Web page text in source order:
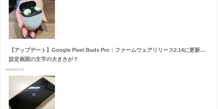
【アップデート】Google Pixel Buds Pro：ファームウェアリリース2.14に更新…
設定画面の文字の大きさが？
2022年8月18日